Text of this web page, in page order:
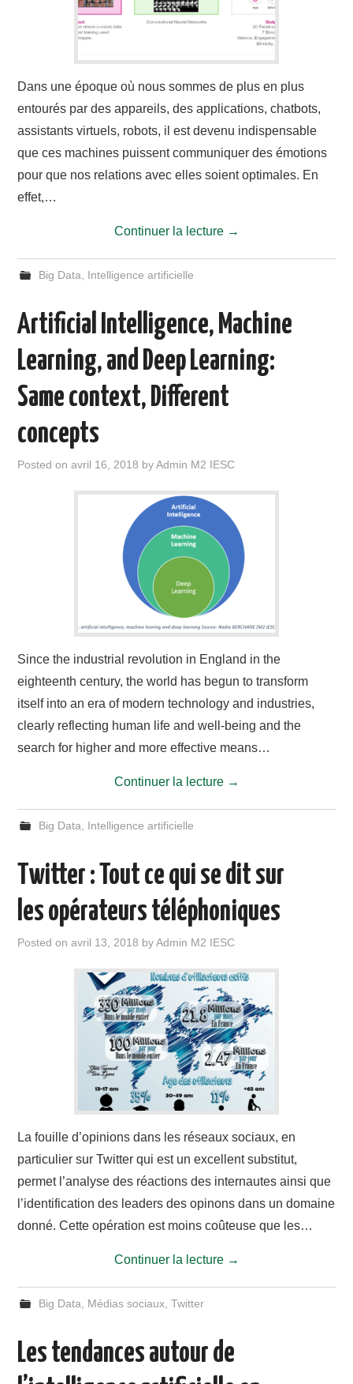
Dans une époque où nous sommes de plus en plus
entourés par des appareils, des applications, chatbots,
assistants virtuels, robots, il est devenu indispensable
que ces machines puissent communiquer des émotions
pour que nos relations avec elles soient optimales. En
effet,…
Continuer la lecture →
Big Data Intelligence artificielle
Artificial Intelligence, Machine
Learning, and Deep Learning:
Same context, Different
concepts
Posted onavril 16, 2018 byAdmin M2 IESC
Since the industrial revolution in England in the
eighteenth century, the world has begun to transform
itself into an era of modern technology and industries,
clearly reflecting human life and well-being and the
search for higher and more effective means…
Continuer la lecture →
Big Data Intelligence artificielle
Twitter : Tout ce qui se dit sur
les opérateurs téléphoniques
Posted onavril 13, 2018 byAdmin M2 IESC
La fouille d’opinions dans les réseaux sociaux, en
particulier sur Twitter qui est un excellent substitut,
permet l’analyse des réactions des internautes ainsi que
l’identification des leaders des opinons dans un domaine
donné. Cette opération est moins coûteuse que les…
Continuer la lecture →
Big Data Médias sociaux, Twitter
Les tendances autour de